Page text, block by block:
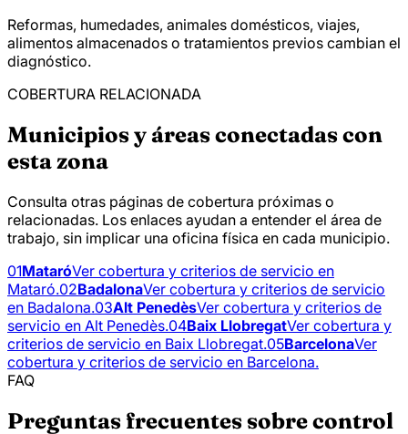
Reformas, humedades, animales domésticos, viajes,
alimentos almacenados o tratamientos previos cambian el
diagnóstico.
COBERTURA RELACIONADA
Municipios y áreas conectadas con
esta zona
Consulta otras páginas de cobertura próximas o
relacionadas. Los enlaces ayudan a entender el área de
trabajo, sin implicar una oficina física en cada municipio.
01MataróVer cobertura y criterios de servicio en
Mataró.02BadalonaVer cobertura y criterios de servicio
en Badalona.03Alt PenedèsVer cobertura y criterios de
servicio en Alt Penedès.04Baix LlobregatVer cobertura y
criterios de servicio en Baix Llobregat.05BarcelonaVer
cobertura y criterios de servicio en Barcelona.
FAQ
Preguntas frecuentes sobre control